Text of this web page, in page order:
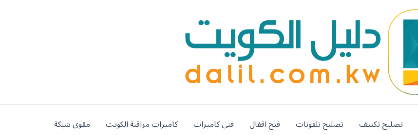
تصليح تكييف تصليح تلفونات فتح اقفال فني كاميرات كاميرات مراقبة الكويت مقوي شبكة